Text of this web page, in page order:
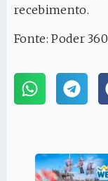
recebimento.
Fonte: Poder 360